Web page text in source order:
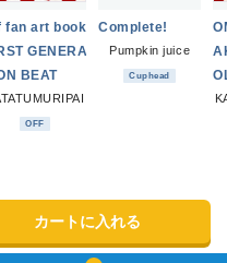
fan art book
GENERA
BEAT
OFF
Complete!
Pumpkin juice
Cuphead
カートに入れる